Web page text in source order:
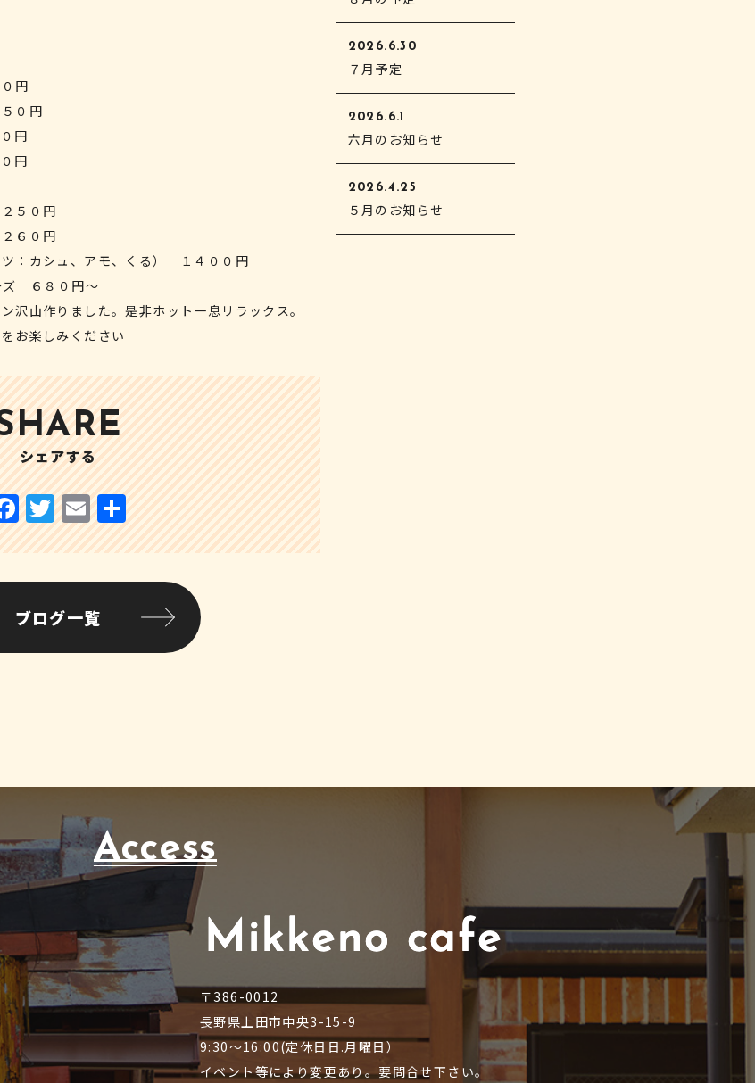
円
０円
円
円
５０円
６０円
：カシュ、アモ、くる） １４００円
ズ ６８０円～
沢山作りました。是非ホット一息リラックス。
お楽しみください
シェアする
ブログ一覧
2026.6.30
７月予定
2026.6.1
六月のお知らせ
2026.4.25
５月のお知らせ
Access
〒386-0012
長野県上田市中央3-15-9
9:30～16:00(定休日日.月曜日）
イベント等により変更あり。要問合せ下さい。